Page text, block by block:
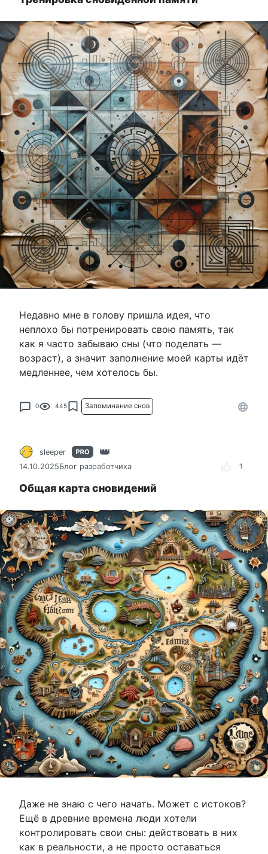
Недавно мне в голову пришла идея, что
неплохо бы потренировать свою память, так
как я часто забываю сны (что поделать —
возраст), а значит заполнение моей карты идёт
медленнее, чем хотелось бы.
0 445 Запоминание снов
1
sleeper
14.10.2025Блог разработчика
Общая карта сновидений
Даже не знаю с чего начать. Может с истоков?
Ещё в древние времена люди хотели
контролировать свои сны: действовать в них
как в реальности, а не просто оставаться